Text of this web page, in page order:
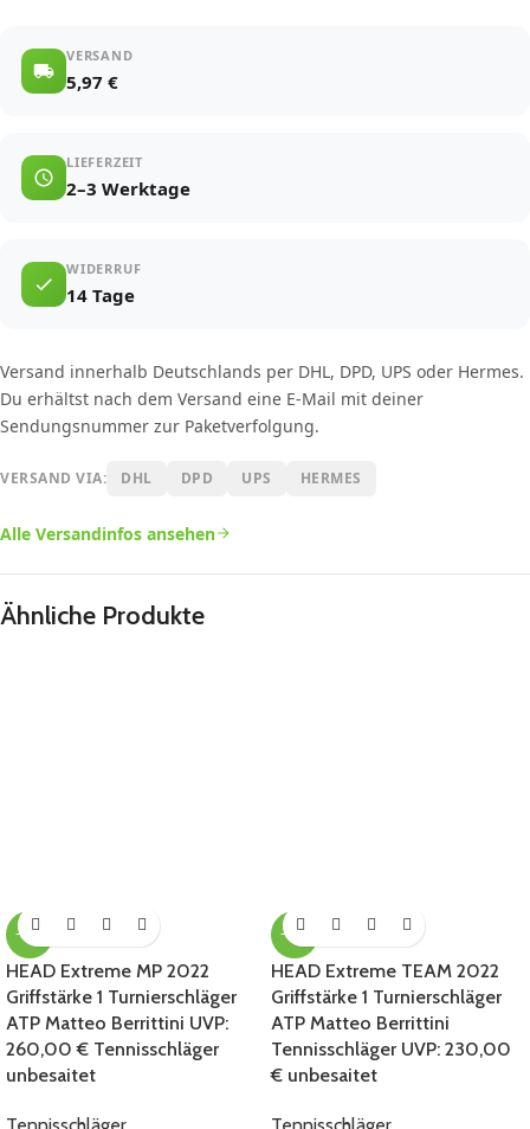
VERSAND
5,97 €
LIEFERZEIT
2–3 Werktage
WIDERRUF
14 Tage
Versand innerhalb Deutschlands per DHL, DPD, UPS oder Hermes.
Du erhältst nach dem Versand eine E-Mail mit deiner
Sendungsnummer zur Paketverfolgung.
VERSAND VIA: DHL DPD UPS HERMES
Alle Versandinfos ansehen
Ähnliche Produkte
-35%
HEAD Extreme MP 2022
Griffstärke 1 Turnierschläger
ATP Matteo Berrittini UVP:
260,00 € Tennisschläger
unbesaitet
Tennisschläger
-35%
HEAD Extreme TEAM 2022
Griffstärke 1 Turnierschläger
ATP Matteo Berrittini
Tennisschläger UVP: 230,00
€ unbesaitet
Tennisschläger